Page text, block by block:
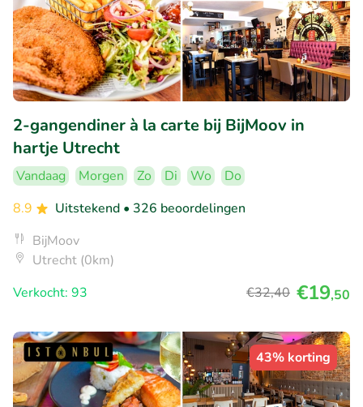
2-gangendiner à la carte bij BijMoov in
hartje Utrecht
Vandaag Morgen Zo Di Wo
Do
8.9
Uitstekend • 326 beoordelingen
BijMoov
Utrecht (0km)
Verkocht: 93
€32,40 €19,50
43% korting